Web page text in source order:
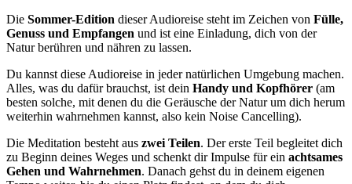
Die Sommer-Edition dieser Audioreise steht im Zeichen von Fülle,
Genuss und Empfangen und ist eine Einladung, dich von der
Natur berühren und nähren zu lassen.
Du kannst diese Audioreise in jeder natürlichen Umgebung machen.
Alles, was du dafür brauchst, ist dein Handy und Kopfhörer (am
besten solche, mit denen du die Geräusche der Natur um dich herum
weiterhin wahrnehmen kannst, also kein Noise Cancelling).
Die Meditation besteht aus zwei Teilen. Der erste Teil begleitet dich
zu Beginn deines Weges und schenkt dir Impulse für ein achtsames
Gehen und Wahrnehmen. Danach gehst du in deinem eigenen